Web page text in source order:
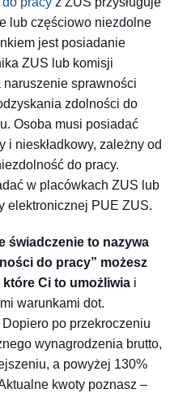
lub częściowo niezdolne
jest posiadanie
ZUS lub komisji
naruszenie sprawności
zdolności do
Osoba musi posiadać
i nieskładkowy, zależny od
do pracy.
w placówkach ZUS lub
elektronicznej PUE ZUS.
świadczenie to nazywa
do pracy” możesz
Ci to umożliwia i
warunkami dot.
po przekroczeniu
wynagrodzenia brutto,
a powyżej 130%
kwoty poznasz –